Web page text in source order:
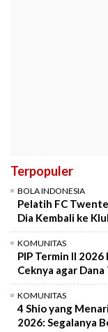
Terpopuler
BOLA INDONESIA
Pelatih FC
Dia Kembali ke
KOMUNITAS
PIP Termin II 2026
Ceknya agar
KOMUNITAS
4 Shio yang
2026: Segalanya